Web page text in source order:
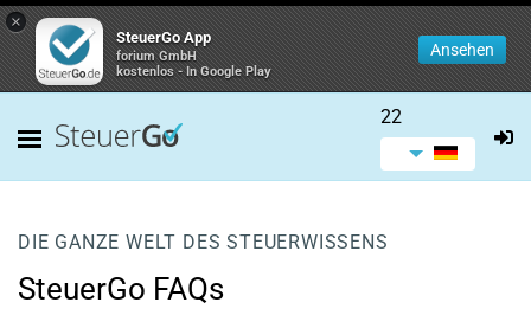
×
SteuerGo App
forium GmbH
kostenlos - In Google Play
Ansehen
22
DIE GANZE WELT DES STEUERWISSENS
SteuerGo FAQs